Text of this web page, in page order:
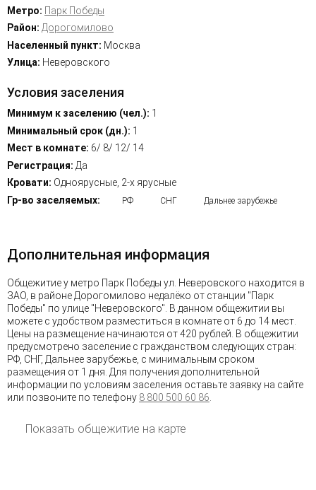
Метро: Парк Победы
Район: Дорогомилово
Населенный пункт: Москва
Улица: Неверовского
Условия заселения
Минимум к заселению (чел.): 1
Минимальный срок (дн.): 1
Мест в комнате: 6/ 8/ 12/ 14
Регистрация: Да
Кровати: Одноярусные, 2-х ярусные
Гр-во заселяемых:
РФ СНГ Дальнее зарубежье
Дополнительная информация
Общежитие у метро Парк Победы ул. Неверовского находится в
ЗАО, в районе Дорогомилово недалёко от станции "Парк
Победы" по улице "Неверовского". В данном общежитии вы
можете с удобством разместиться в комнате от 6 до 14 мест.
Цены на размещение начинаются от 420 рублей. В общежитии
предусмотрено заселение с гражданством следующих стран:
РФ, СНГ, Дальнее зарубежье, с минимальным сроком
размещения от 1 дня. Для получения дополнительной
информации по условиям заселения оставьте заявку на сайте
или позвоните по телефону 8 800 500 60 86
Показать общежитие на карте